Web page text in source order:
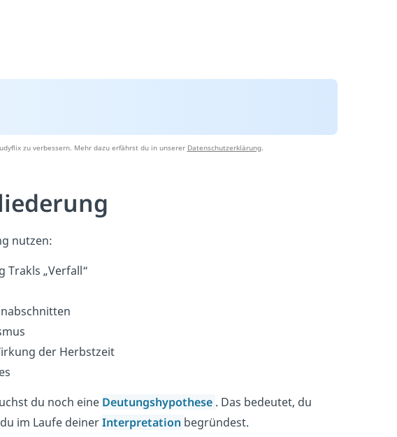
zu verbessern. Mehr dazu erfährst du in unserer Datenschutzerklärung.
nutzen:
Trakls „Verfall“
der Herbstzeit
du noch eine Deutungshypothese . Das bedeutet, du
im Laufe deinerInterpretation begründest.